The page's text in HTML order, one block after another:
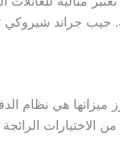
جراند شيروكي
من أبرز ميزاتها هي
الرائجة